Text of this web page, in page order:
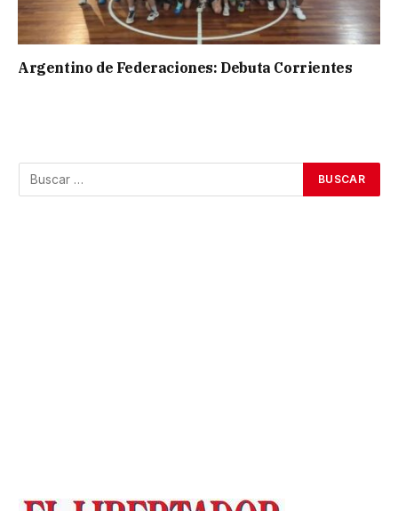
Argentino de Federaciones: Debuta Corrientes